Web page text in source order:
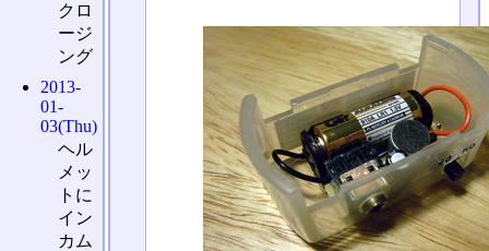
クロ
ージ
ング
2013-
01-
03(Thu)
ヘル
メッ
トに
イン
カム